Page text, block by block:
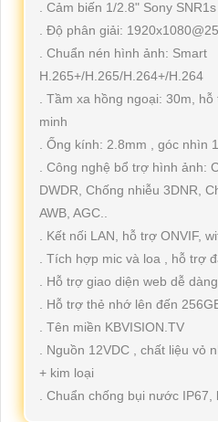
. Cảm biến 1/2.8" Sony
. Độ phân giải:
. Chuẩn nén hình ảnh: Smart
H.265+/H.265/H.264+/H.264
. Tầm xa hồng ngoại: 30m,
minh
. Ống kính: 2.8mm , góc nhìn
. Công nghệ bổ trợ hình ảnh:
DWDR, Chống nhiễu 3DNR,
AWB, AGC..
. Kết nối LAN, hỗ trợ ONVIF,
. Tích hợp mic và loa , hỗ trợ
. Hỗ trợ giao diện web dễ
. Hỗ trợ thẻ nhớ lên đến
. Tên miền KBVISION.TV
. Nguồn 12VDC , chất liệu vỏ
+ kim loại
. Chuẩn chống bụi nước